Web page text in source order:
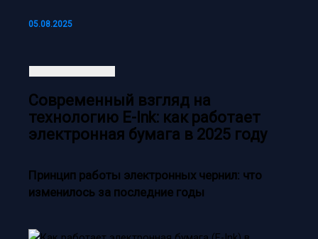
05.08.2025
Современный взгляд на
технологию E-Ink: как работает
электронная бумага в 2025 году
Принцип работы электронных чернил: что
изменилось за последние годы